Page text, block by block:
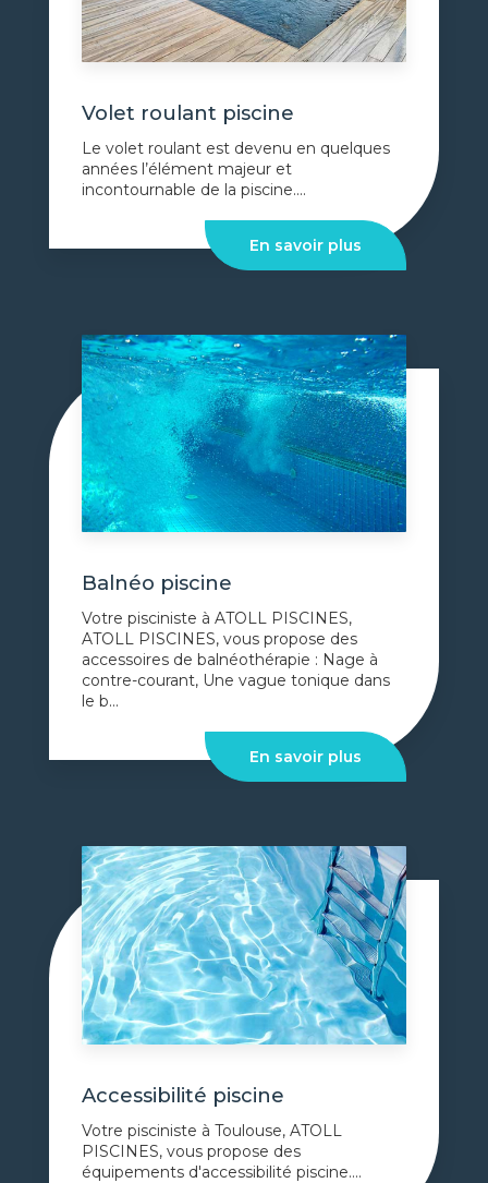
Volet roulant piscine
Le volet roulant est devenu en quelques
années l’élément majeur et
incontournable de la piscine....
En savoir plus
Balnéo piscine
Votre pisciniste à ATOLL PISCINES,
ATOLL PISCINES, vous propose des
accessoires de balnéothérapie : Nage à
contre-courant, Une vague tonique dans
le b...
En savoir plus
Accessibilité piscine
Votre pisciniste à Toulouse, ATOLL
PISCINES, vous propose des
équipements d'accessibilité piscine....